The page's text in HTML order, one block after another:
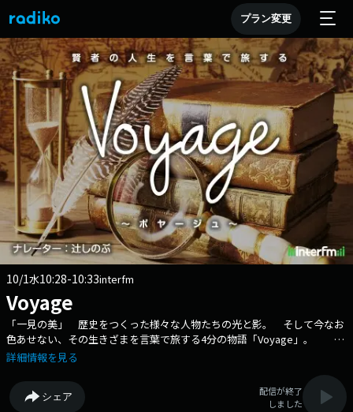
プラン変更
10/1水10:28-10:33interfm
Voyage
「一見の美」 歴史をつくった様々な人物たちの光と影。 そして今なお
色あせない、その生きざまを言葉で旅する4分の物語「Voyage」。 番
組Webサイト：https://www.interfm.co.jp/voyage Xハッシュタグは
詳細情報を見る
シェア
配信が終了
しました